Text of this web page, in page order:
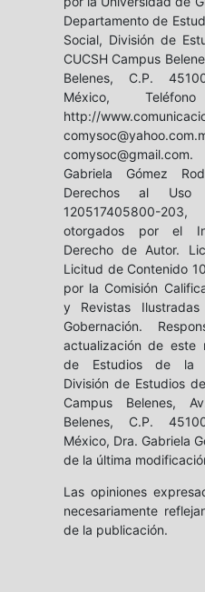
Departamento de
Social, División de
CUCSH Campus
Belenes, C.P.
México, Teléfono
http://
Gabriela Gómez
Derechos al Uso
120517405800-
otorgados por el
Derecho de Autor.
Licitud de Contenido
por la Comisión
y Revistas
Gobernación.
actualización de este
de Estudios de la
División de Estudios
Campus Belenes,
Belenes, C.P.
México, Dra. Gabriela
de la última
Las opiniones
necesariamente
de la publicación.